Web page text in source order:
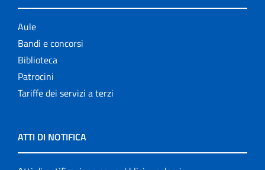
Aule
Bandi e concorsi
Biblioteca
Patrocini
Tariffe dei servizi a terzi
ATTI DI NOTIFICA